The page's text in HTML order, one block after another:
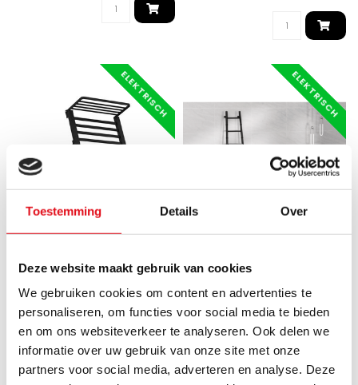
Toestemming Details Over
Deze website maakt gebruik van cookies
We gebruiken cookies om content en advertenties te
personaliseren, om functies voor social media te bieden
en om ons websiteverkeer te analyseren. Ook delen we
informatie over uw gebruik van onze site met onze
partners voor social media, adverteren en analyse. Deze
ELEKTRISCH
Gezien op de
OPPIO
E-Rack elektrische
handdoekradiator/
droogrek Zwart (RAL 9005)
- Dry Heating
De Oppio E-Rack
ELEKTRISCH
Gezien op de
OPPIO
170x53 cm - E-Ladder
elektrische radiator 250
Watt - Mat Zwart
De E-Ladder elektrische